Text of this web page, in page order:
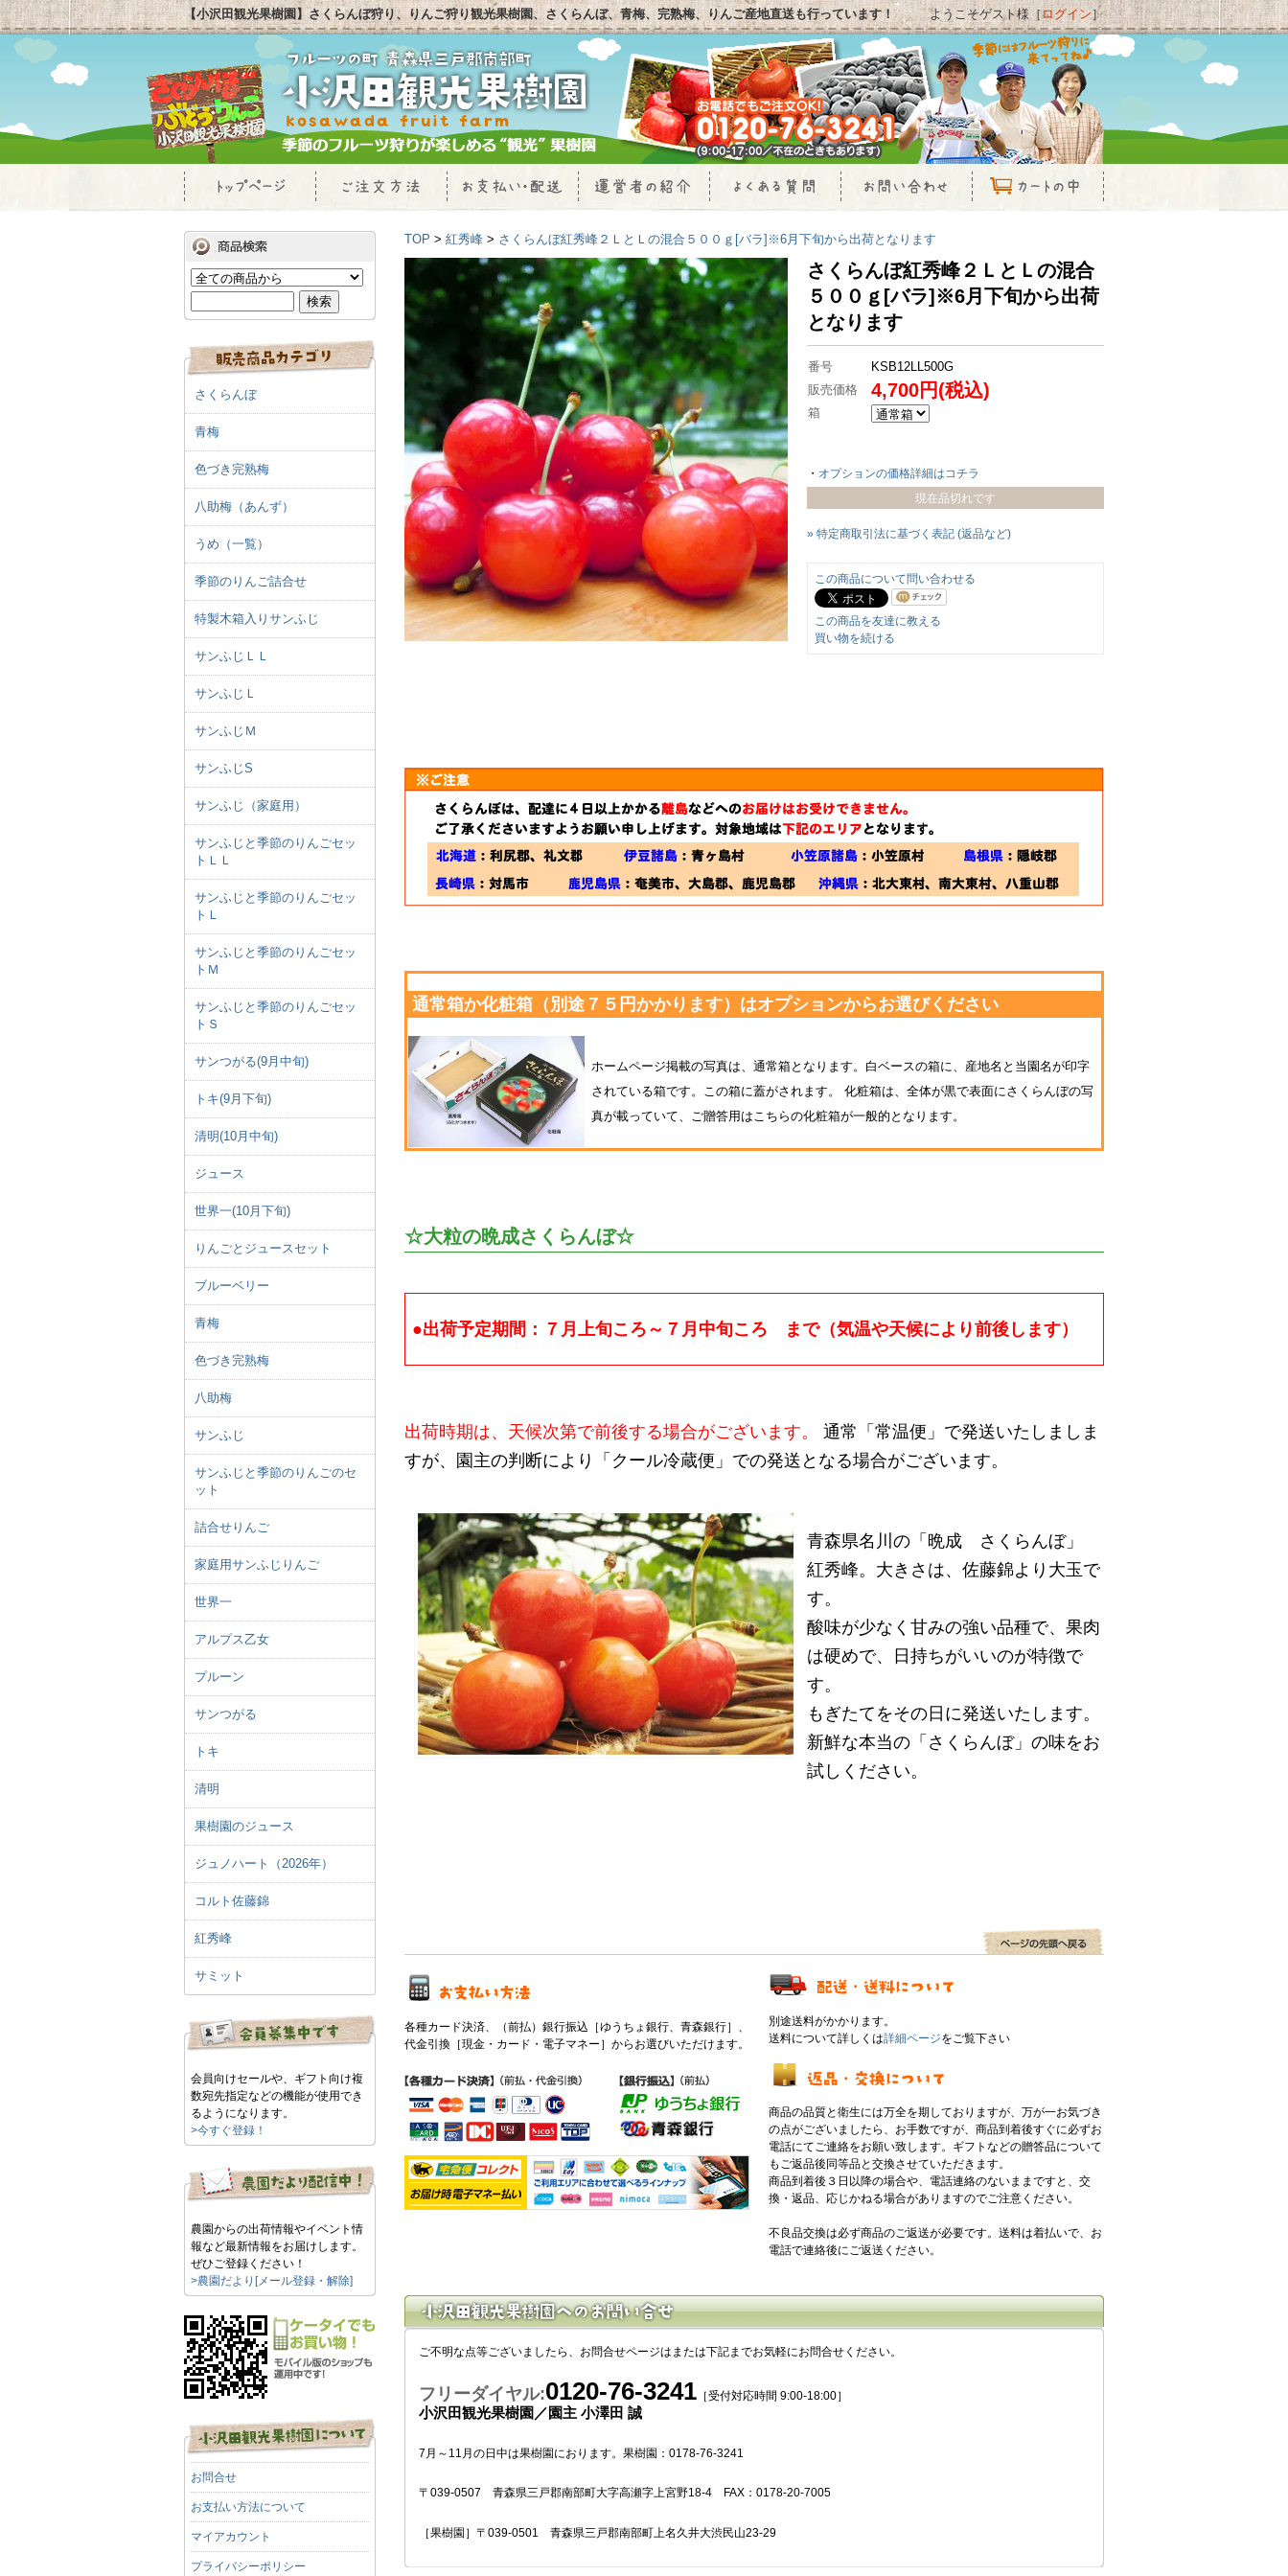
【小沢田観光果樹園】さくらんぼ狩り、りんご狩り観光果樹園、さくらんぼ、青梅、完熟梅、りんご産地直送も行っています！ ようこそゲスト様［ログイン］
TOP > 紅秀峰 > さくらんぼ紅秀峰２ＬとＬの混合５００ｇ[バラ]※6月下旬から出荷となります
さくらんぼ紅秀峰２ＬとＬの混合
５００ｇ[バラ]※6月下旬から出荷
となります
番号
KSB12LL500G
販売価格
4,700円(税込)
箱
・ オプションの価格詳細はコチラ
現在品切れです
» 特定商取引法に基づく表記 (返品など)
この商品について問い合わせる
この商品を友達に教える
買い物を続ける
通常箱か化粧箱（別途７５円かかります）はオプションからお選びください
ホームページ掲載の写真は、通常箱となります。白ベースの箱に、産地名と当園名が印字
されている箱です。この箱に蓋がされます。 化粧箱は、全体が黒で表面にさくらんぼの写
真が載っていて、ご贈答用はこちらの化粧箱が一般的となります。
☆大粒の晩成さくらんぼ☆
●出荷予定期間：７月上旬ころ～７月中旬ころ まで（気温や天候により前後します）
出荷時期は、天候次第で前後する場合がございます。
通常「常温便」で発送いたしましま
すが、園主の判断により「クール冷蔵便」での発送となる場合がございます。
青森県名川の「晩成 さくらんぼ」
紅秀峰。大きさは、佐藤錦より大玉で
す。
酸味が少なく甘みの強い品種で、果肉
は硬めで、日持ちがいいのが特徴で
す。
もぎたてをその日に発送いたします。
新鮮な本当の「さくらんぼ」の味をお
試しください。
各種カード決済、（前払）銀行振込［ゆうちょ銀行、青森銀行］、
代金引換［現金・カード・電子マネー］からお選びいただけます。
別途送料がかかります。
送料について詳しくは詳細ページをご覧下さい
商品の品質と衛生には万全を期しておりますが、万が一お気づき
の点がございましたら、お手数ですが、商品到着後すぐに必ずお
電話にてご連絡をお願い致します。ギフトなどの贈答品について
もご返品後同等品と交換させていただきます。
商品到着後３日以降の場合や、電話連絡のないままですと、交
換・返品、応じかねる場合がありますのでご注意ください。
不良品交換は必ず商品のご返送が必要です。送料は着払いで、お
電話で連絡後にご返送ください。
ご不明な点等ございましたら、お問合せページはまたは下記までお気軽にお問合せください。
フリーダイヤル:0120-76-3241 ［受付対応時間 9:00-18:00］
小沢田観光果樹園／園主 小澤田 誠
7月～11月の日中は果樹園におります。果樹園：0178-76-3241
〒039-0507 青森県三戸郡南部町大字高瀬字上宮野18-4 FAX：0178-20-7005
［果樹園］〒039-0501 青森県三戸郡南部町上名久井大渋民山23-29
さくらんぼ
青梅
色づき完熟梅
八助梅（あんず）
うめ（一覧）
季節のりんご詰合せ
特製木箱入りサンふじ
サンふじＬＬ
サンふじＬ
サンふじＭ
サンふじS
サンふじ（家庭用）
サンふじと季節のりんごセッ
トＬＬ
サンふじと季節のりんごセッ
トＬ
サンふじと季節のりんごセッ
トＭ
サンふじと季節のりんごセッ
トＳ
サンつがる(9月中旬)
トキ(9月下旬)
清明(10月中旬)
ジュース
世界一(10月下旬)
りんごとジュースセット
ブルーベリー
青梅
色づき完熟梅
八助梅
サンふじ
サンふじと季節のりんごのセ
ット
詰合せりんご
家庭用サンふじりんご
世界一
アルプス乙女
プルーン
サンつがる
トキ
清明
果樹園のジュース
ジュノハート（2026年）
コルト佐藤錦
紅秀峰
サミット
会員向けセールや、ギフト向け複
数宛先指定などの機能が使用でき
るようになります。
>今すぐ登録！
農園からの出荷情報やイベント情
報など最新情報をお届けします。
ぜひご登録ください！
>農園だより[メール登録・解除]
お問合せ
お支払い方法について
マイアカウント
プライバシーポリシー